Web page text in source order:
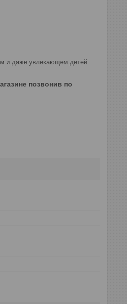
и даже увлекающем детей
позвонив по